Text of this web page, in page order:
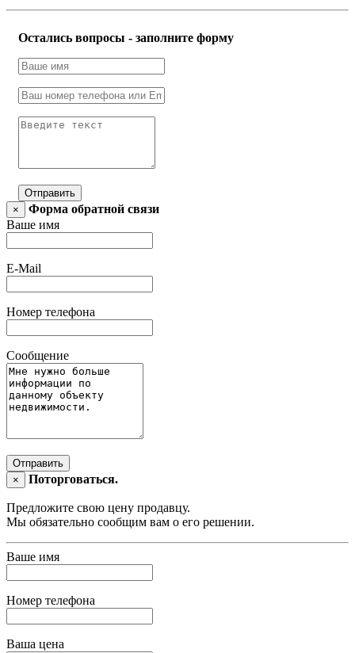
Остались вопросы - заполните форму
Отправить
×
Форма обратной связи
Ваше имя
E-Mail
Номер телефона
Сообщение
Отправить
×
Поторговаться.
Предложите свою цену продавцу.
Мы обязательно сообщим вам о его решении.
Ваше имя
Номер телефона
Ваша цена